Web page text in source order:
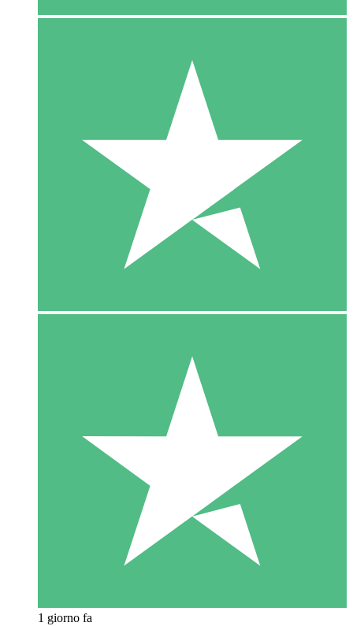
1 giorno fa